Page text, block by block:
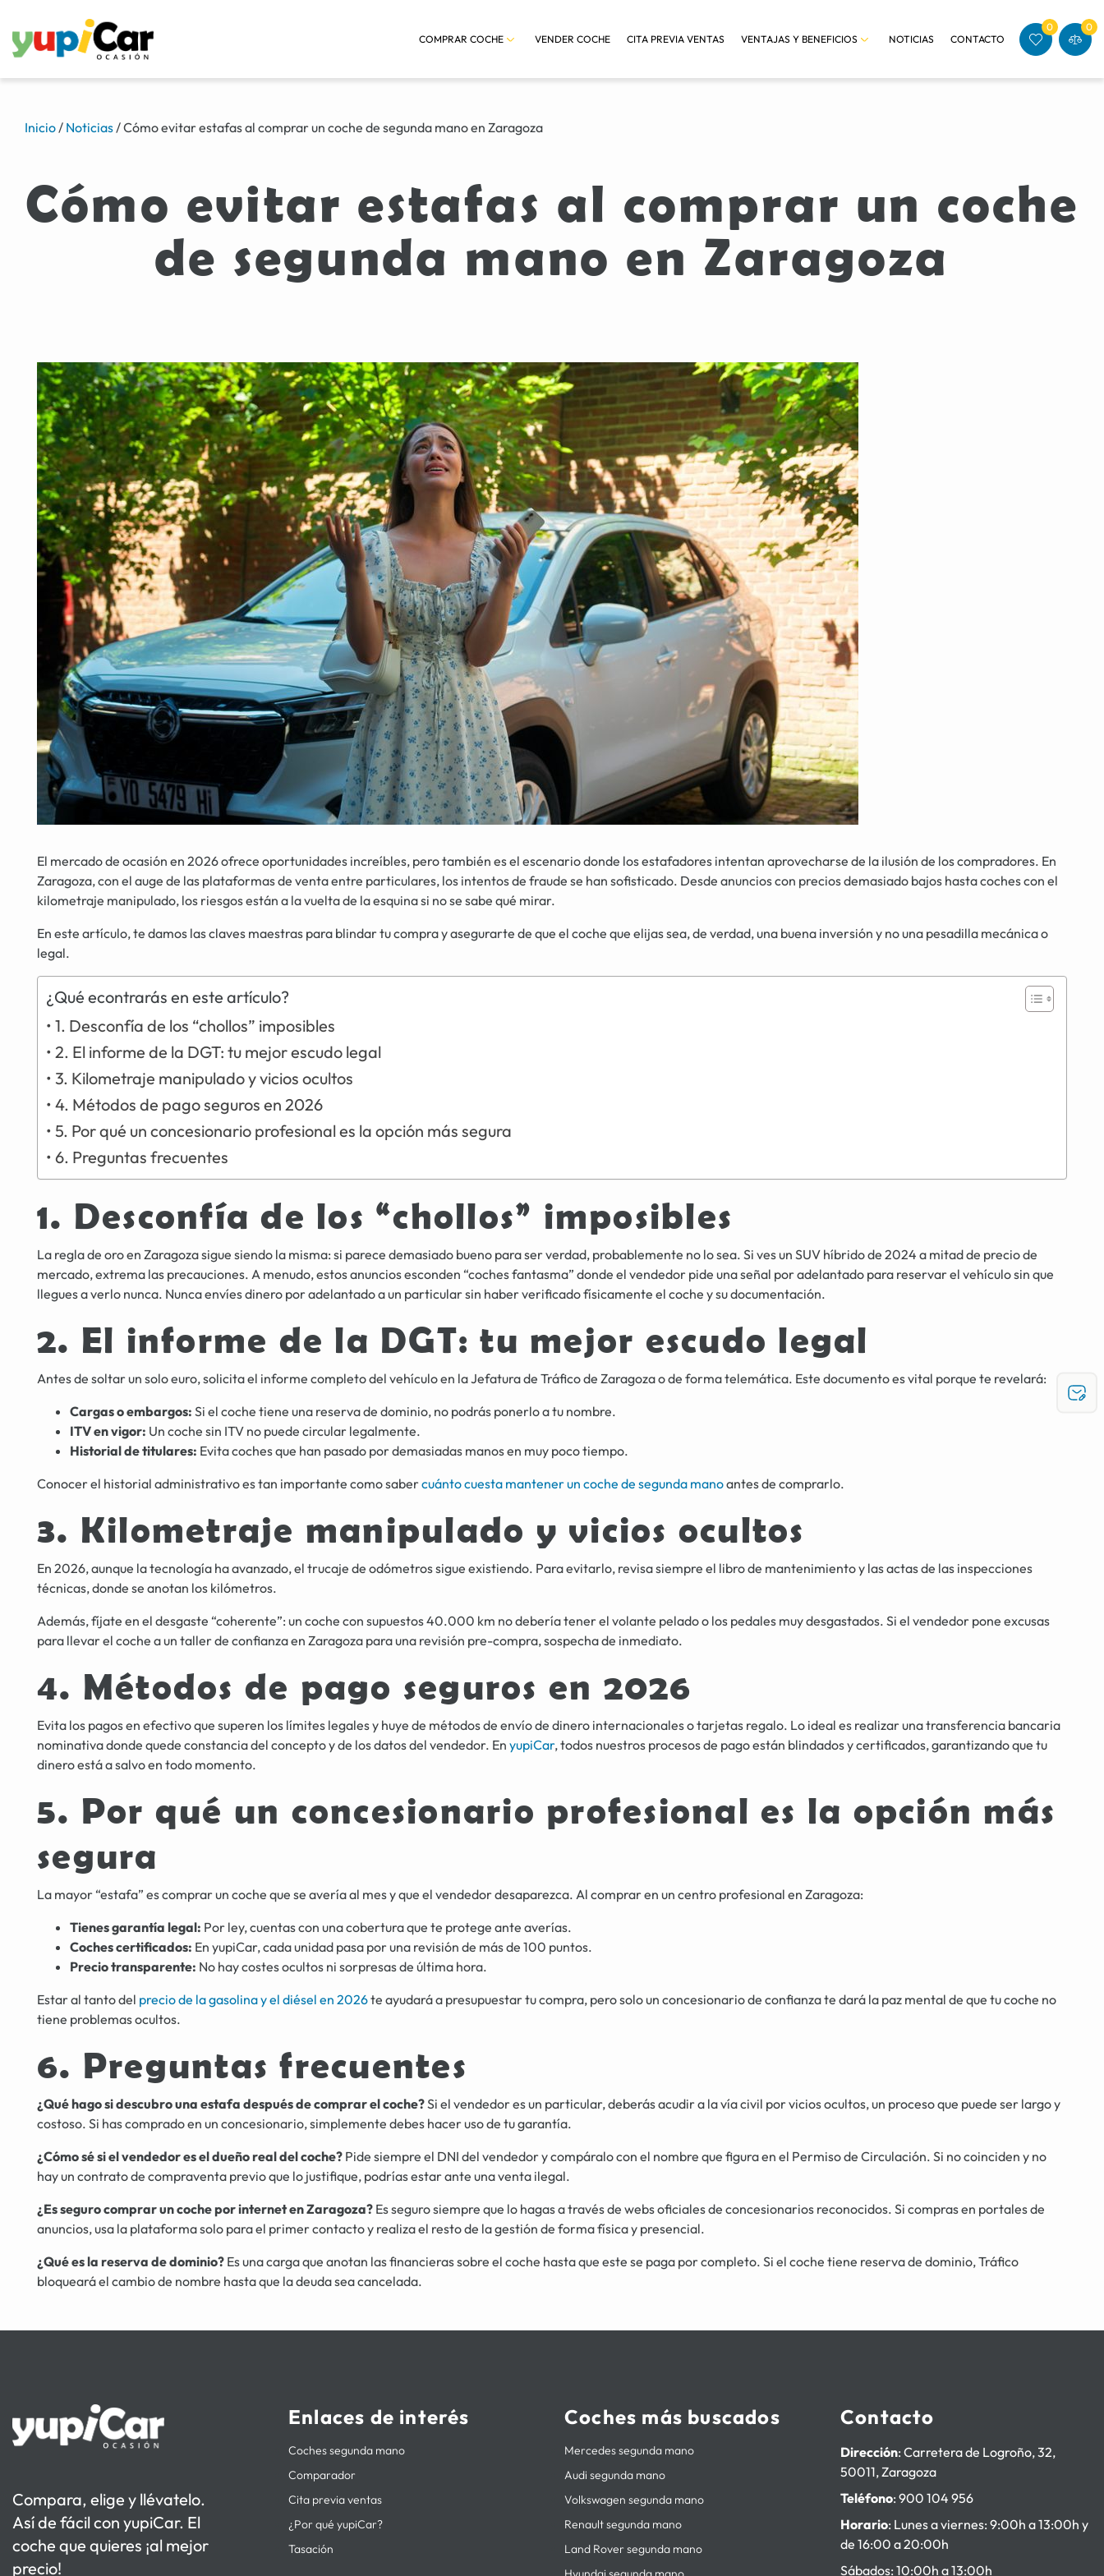
COMPRAR COCHE VENDER COCHE CITA PREVIA VENTAS VENTAJAS Y BENEFICIOS NOTICIAS CONTACTO
0 0
Inicio/ Noticias/Cómo evitar estafas al comprar un coche de segunda mano en Zaragoza
Cómo evitar estafas al comprar un coche
de segunda mano en Zaragoza
El mercado de ocasión en 2026 ofrece oportunidades increíbles, pero también es el escenario donde los estafadores intentan aprovecharse de la ilusión de los compradores. En
Zaragoza, con el auge de las plataformas de venta entre particulares, los intentos de fraude se han sofisticado. Desde anuncios con precios demasiado bajos hasta coches con el
kilometraje manipulado, los riesgos están a la vuelta de la esquina si no se sabe qué mirar.
En este artículo, te damos las claves maestras para blindar tu compra y asegurarte de que el coche que elijas sea, de verdad, una buena inversión y no una pesadilla mecánica o
legal.
¿Qué econtrarás en este artículo?
1. Desconfía de los “chollos” imposibles
2. El informe de la DGT: tu mejor escudo legal
3. Kilometraje manipulado y vicios ocultos
4. Métodos de pago seguros en 2026
5. Por qué un concesionario profesional es la opción más segura
6. Preguntas frecuentes
1. Desconfía de los “chollos” imposibles
La regla de oro en Zaragoza sigue siendo la misma: si parece demasiado bueno para ser verdad, probablemente no lo sea. Si ves un SUV híbrido de 2024 a mitad de precio de
mercado, extrema las precauciones. A menudo, estos anuncios esconden “coches fantasma” donde el vendedor pide una señal por adelantado para reservar el vehículo sin que
llegues a verlo nunca. Nunca envíes dinero por adelantado a un particular sin haber verificado físicamente el coche y su documentación.
2. El informe de la DGT: tu mejor escudo legal
Antes de soltar un solo euro, solicita el informe completo del vehículo en la Jefatura de Tráfico de Zaragoza o de forma telemática. Este documento es vital porque te revelará:
Cargas o embargos: Si el coche tiene una reserva de dominio, no podrás ponerlo a tu nombre.
ITV en vigor: Un coche sin ITV no puede circular legalmente.
Historial de titulares: Evita coches que han pasado por demasiadas manos en muy poco tiempo.
Conocer el historial administrativo es tan importante como sabercuánto cuesta mantener un coche de segunda manoantes de comprarlo.
3. Kilometraje manipulado y vicios ocultos
En 2026, aunque la tecnología ha avanzado, el trucaje de odómetros sigue existiendo. Para evitarlo, revisa siempre el libro de mantenimiento y las actas de las inspecciones
técnicas, donde se anotan los kilómetros.
Además, fíjate en el desgaste “coherente”: un coche con supuestos 40.000 km no debería tener el volante pelado o los pedales muy desgastados. Si el vendedor pone excusas
para llevar el coche a un taller de confianza en Zaragoza para una revisión pre-compra, sospecha de inmediato.
4. Métodos de pago seguros en 2026
Evita los pagos en efectivo que superen los límites legales y huye de métodos de envío de dinero internacionales o tarjetas regalo. Lo ideal es realizar una transferencia bancaria
nominativa donde quede constancia del concepto y de los datos del vendedor. En yupiCar, todos nuestros procesos de pago están blindados y certificados, garantizando que tu
dinero está a salvo en todo momento.
5. Por qué un concesionario profesional es la opción más
segura
La mayor “estafa” es comprar un coche que se avería al mes y que el vendedor desaparezca. Al comprar en un centro profesional en Zaragoza:
Tienes garantía legal: Por ley, cuentas con una cobertura que te protege ante averías.
Coches certificados: En yupiCar, cada unidad pasa por una revisión de más de 100 puntos.
Precio transparente: No hay costes ocultos ni sorpresas de última hora.
Estar al tanto del precio de la gasolina y el diésel en 2026te ayudará a presupuestar tu compra, pero solo un concesionario de confianza te dará la paz mental de que tu coche no
tiene problemas ocultos.
6. Preguntas frecuentes
¿Qué hago si descubro una estafa después de comprar el coche?Si el vendedor es un particular, deberás acudir a la vía civil por vicios ocultos, un proceso que puede ser largo y
costoso. Si has comprado en un concesionario, simplemente debes hacer uso de tu garantía.
¿Cómo sé si el vendedor es el dueño real del coche? Pide siempre el DNI del vendedor y compáralo con el nombre que figura en el Permiso de Circulación. Si no coinciden y no
hay un contrato de compraventa previo que lo justifique, podrías estar ante una venta ilegal.
¿Es seguro comprar un coche por internet en Zaragoza? Es seguro siempre que lo hagas a través de webs oficiales de concesionarios reconocidos. Si compras en portales de
anuncios, usa la plataforma solo para el primer contacto y realiza el resto de la gestión de forma física y presencial.
¿Qué es la reserva de dominio? Es una carga que anotan las financieras sobre el coche hasta que este se paga por completo. Si el coche tiene reserva de dominio, Tráfico
bloqueará el cambio de nombre hasta que la deuda sea cancelada.
Compara, elige y llévatelo.
Así de fácil con yupiCar. El
coche que quieres ¡al mejor
precio!
Enlaces de interés
Coches segunda mano
Comparador
Cita previa ventas
¿Por qué yupiCar?
Tasación
Coches más buscados
Mercedes segunda mano
Audi segunda mano
Volkswagen segunda mano
Renault segunda mano
Land Rover segunda mano
Contacto
Dirección: Carretera de Logroño, 32,
50011, Zaragoza
Teléfono: 900 104 956
Horario: Lunes a viernes: 9:00h a 13:00h y
de 16:00 a 20:00h
Sábados: 10:00h a 13:00h